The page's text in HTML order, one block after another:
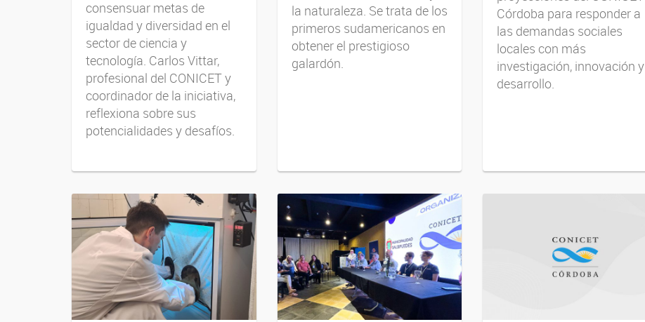
consensuar metas de
igualdad y diversidad en el
sector de ciencia y
tecnología. Carlos Vittar,
profesional del CONICET y
coordinador de la iniciativa,
reflexiona sobre sus
potencialidades y desafíos.
la naturaleza. Se trata de los
primeros sudamericanos en
obtener el prestigioso
galardón.
Córdoba para responder a
las demandas sociales
locales con más
investigación, innovación y
desarrollo.